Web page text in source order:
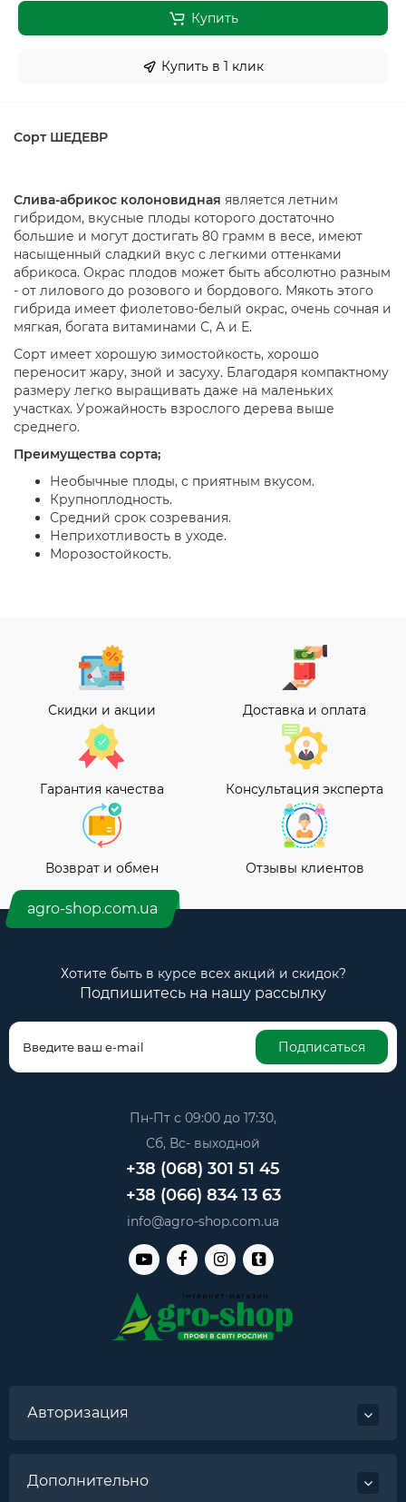
Купить
Купить в 1 клик
Сорт ШЕДЕВР
Слива-абрикос колоновидная является летним
гибридом, вкусные плоды которого достаточно
большие и могут достигать 80 грамм в весе, имеют
насыщенный сладкий вкус с легкими оттенками
абрикоса. Окрас плодов может быть абсолютно разным
- от лилового до розового и бордового. Мякоть этого
гибрида имеет фиолетово-белый окрас, очень сочная и
мягкая, богата витаминами С, А и Е.
Сорт имеет хорошую зимостойкость, хорошо
переносит жару, зной и засуху. Благодаря компактному
размеру легко выращивать даже на маленьких
участках. Урожайность взрослого дерева выше
среднего.
Преимущества сорта;
Необычные плоды, с приятным вкусом.
Крупноплодность.
Средний срок созревания.
Неприхотливость в уходе.
Морозостойкость.
Скидки и акции Доставка и оплата
Гарантия качества Консультация эксперта
Возврат и обмен Отзывы клиентов
agro-shop.com.ua
Хотите быть в курсе всех акций и скидок?
Подпишитесь на нашу рассылку
Подписаться
Пн-Пт с 09:00 до 17:30,
Сб, Вс- выходной
+38 (068) 301 51 45
+38 (066) 834 13 63
info@agro-shop.com.ua
Авторизация
Дополнительно